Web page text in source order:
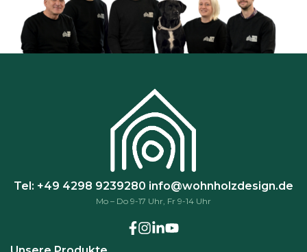
Tel: +49 4298 9239280 info@wohnholzdesign.de
Mo – Do 9-17 Uhr, Fr 9-14 Uhr